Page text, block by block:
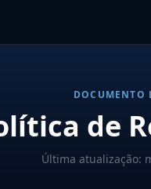
DOCUMENTO
de
Última atualização: